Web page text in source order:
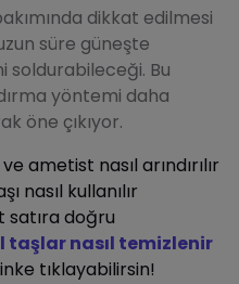
dikkat edilmesi
süre güneşte
soldurabileceği. Bu
yöntemi daha
öne çıkıyor.
ametist nasıl arındırılır
nasıl kullanılır
satıra doğru
taşlar nasıl temizlenir
tıklayabilirsin!